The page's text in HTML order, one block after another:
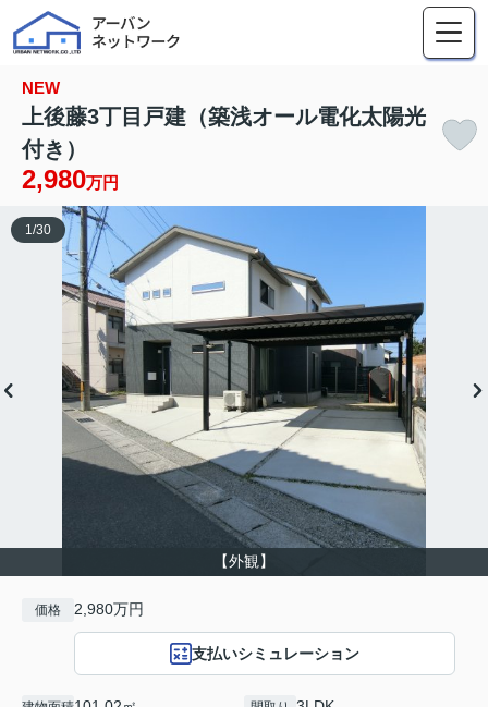
NEW
上後藤3丁目戸建（築浅オール電化太陽光
付き）
2,980万円
【外観】
1 /30
価格 2,980万円
支払いシミュレーション